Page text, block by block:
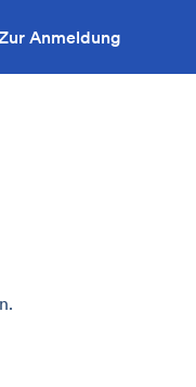
Anmeldung